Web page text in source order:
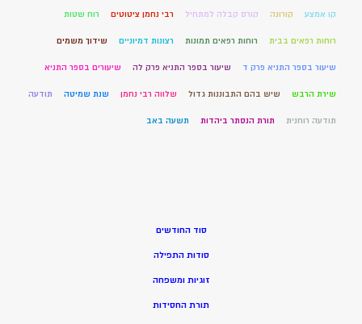
קו אמצע קורונה קורס קבלה למתחיל רבי נחמן ציטוטים רוח שטות
רוחות רפאים בבית רוחות רפאים תמונות רצונות דמיוניים שידוך משמים
שיעור בספר התניא פרק ד שיעור בספר התניא פרק לה שיעורים בספר התניא
שירת הרבש שיש בהם התבוננות גדול שלווה רבי נחמן שנת שמיטה תודעה
תודעה רוחנית תורת הנסתר ביהדות תשעה באב
סוד החודשים
סודות התפילה
זוגיות ומשפחה
תורת החסידות